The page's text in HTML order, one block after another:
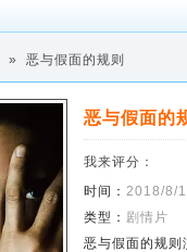
» 恶与假面的规则
恶与假面的
我来评分：
时间： 2018/8/
类型： 剧情片
恶与假面的规则